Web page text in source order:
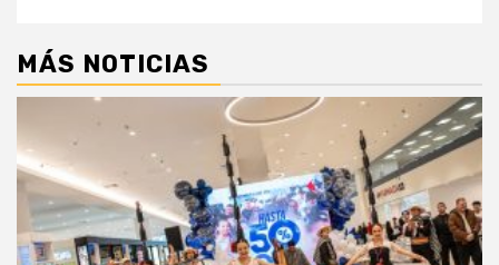
MÁS NOTICIAS